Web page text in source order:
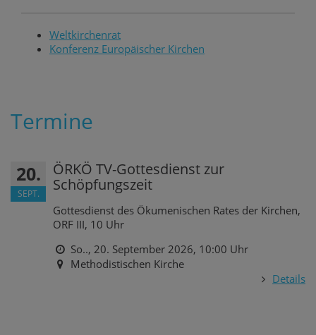
Weltkirchenrat
Konferenz Europäischer Kirchen
Termine
20.
SEPT.
ÖRKÖ TV-Gottesdienst zur
Schöpfungszeit
Gottesdienst des Ökumenischen Rates der Kirchen,
ORF III, 10 Uhr
So.., 20. September 2026, 10:00 Uhr
Methodistischen Kirche
Details